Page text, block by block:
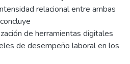
relacional entre ambas
de herramientas digitales
de desempeño laboral en los